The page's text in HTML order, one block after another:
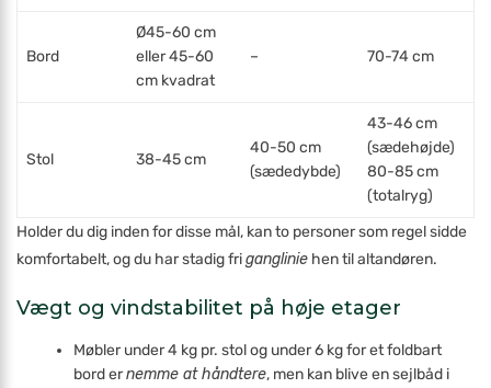
Bord
Ø45-60 cm
eller 45-60
cm kvadrat
– 70-74 cm
Stol 38-45 cm
40-50 cm
(sædedybde)
43-46 cm
(sædehøjde)
80-85 cm
(totalryg)
Holder du dig inden for disse mål, kan to personer som regel sidde
komfortabelt, og du har stadig friganglinie hen til altandøren.
Vægt og vindstabilitet på høje etager
Møbler under 4 kg pr. stol og under 6 kg for et foldbart
bord ernemme at håndtere, men kan blive en sejlbåd i